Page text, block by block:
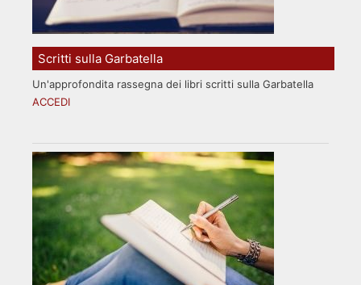
Scritti sulla Garbatella
Un'approfondita rassegna dei libri scritti sulla Garbatella
ACCEDI